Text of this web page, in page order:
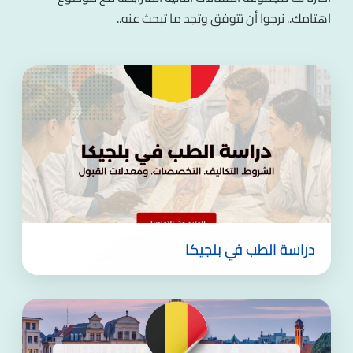
اهتامك.. نرجوا أن تتوفق وتجد ما تبحث عنه..
دراسة الطب في بلجيكا